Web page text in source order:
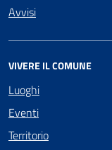
Avvisi
VIVERE IL COMUNE
Luoghi
Eventi
Territorio